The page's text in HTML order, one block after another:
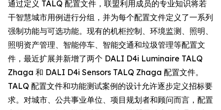
通过定义 TALQ 配置文件，联盟利用成员的专业知识将若
干智慧城市用例进行分组，并为每个配置文件定义了一系列
强制功能与可选功能。现有的机柜控制、环境监测、照明、
照明资产管理、智能停车、智能交通和垃圾管理等配置文
件，最近扩展并新增了两个 DALI D4i Luminaire TALQ
Zhaga 和 DALI D4i Sensors TALQ Zhaga 配置文件。
TALQ 配置文件和功能测试案例的设计允许逐步定义招标要
求。对城市、公共事业单位、项目规划者和顾问而言，配置